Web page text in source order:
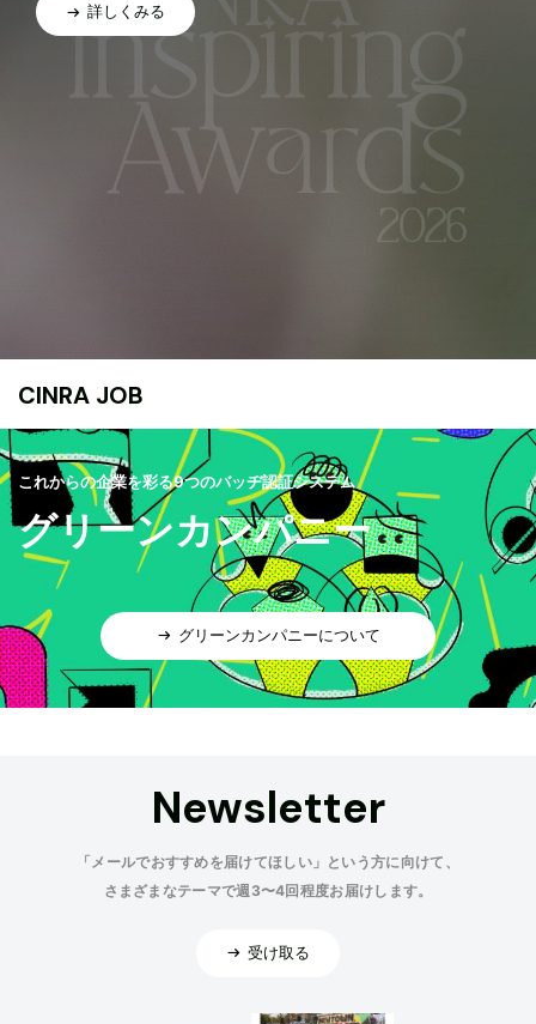
詳しくみる
CINRA JOB
これからの企業を彩る9つのバッヂ認証システム
グリーンカンパニー
グリーンカンパニーについて
Newsletter
「メールでおすすめを届けてほしい」という方に向けて、
さまざまなテーマで週3〜4回程度お届けします。
受け取る